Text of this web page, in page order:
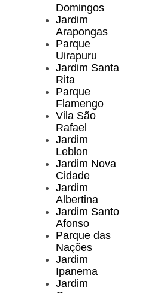
Domingos
Jardim
Arapongas
Parque
Uirapuru
Jardim Santa
Rita
Parque
Flamengo
Vila São
Rafael
Jardim
Leblon
Jardim Nova
Cidade
Jardim
Albertina
Jardim Santo
Afonso
Parque das
Nações
Jardim
Ipanema
Jardim